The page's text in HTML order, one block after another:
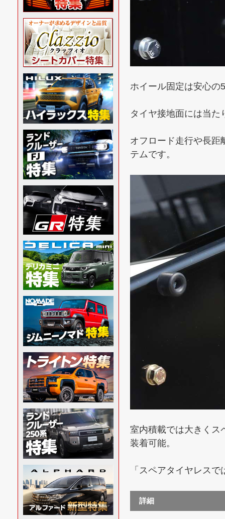
ホイール固定は安心の
タイヤ接地面には当た
オフロード走行や長距
テムです。
室内積載では大きくス
装着可能。
「スペアタイヤレス
詳細